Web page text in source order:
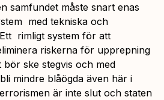
samfundet måste snart enas
med tekniska och
rimligt system för att
riskerna för upprepning
bör ske stegvis och med
mindre blåögda även här i
är inte slut och staten